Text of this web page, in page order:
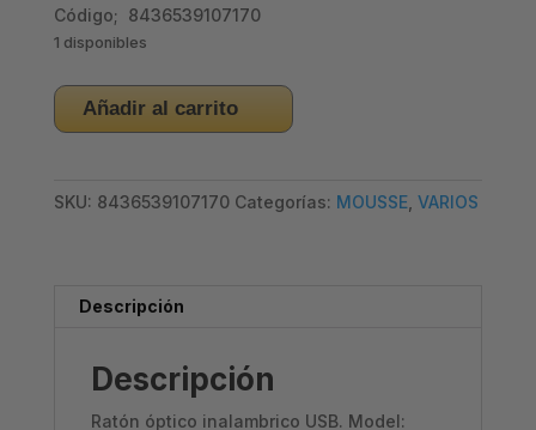
Código; 8436539107170
1 disponibles
RATÓN
ÓPTICO
INALAMBRICO
Añadir al carrito
SKU: 8436539107170 Categorías: MOUSSE, VARIOS
Descripción
Descripción
Ratón óptico inalambrico USB. Model: